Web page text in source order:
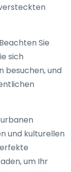
Beachten Sie
sich
besuchen, und
und kulturellen
um Ihr